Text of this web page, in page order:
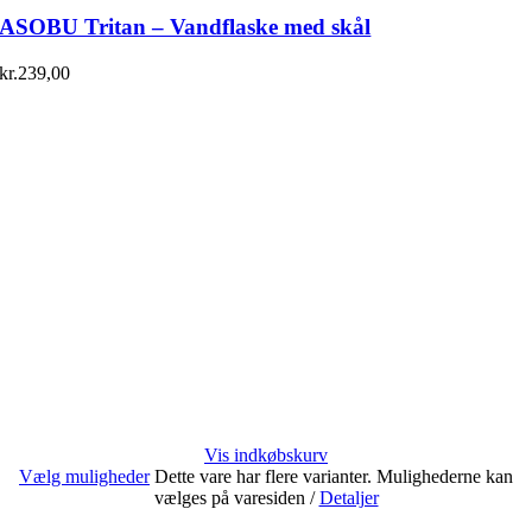
ASOBU Tritan – Vandflaske med skål
kr.239,00
Vis indkøbskurv
Vælg muligheder Dette vare har flere varianter. Mulighederne kan
vælges på varesiden / Detaljer